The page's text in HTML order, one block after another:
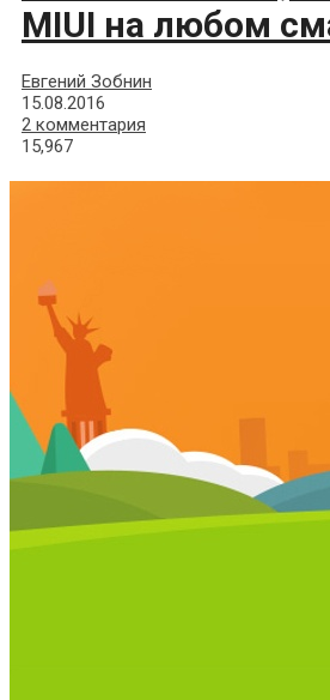
MIUI на любом
Евгений Зобнин
15.08.2016
2 комментария
15,967